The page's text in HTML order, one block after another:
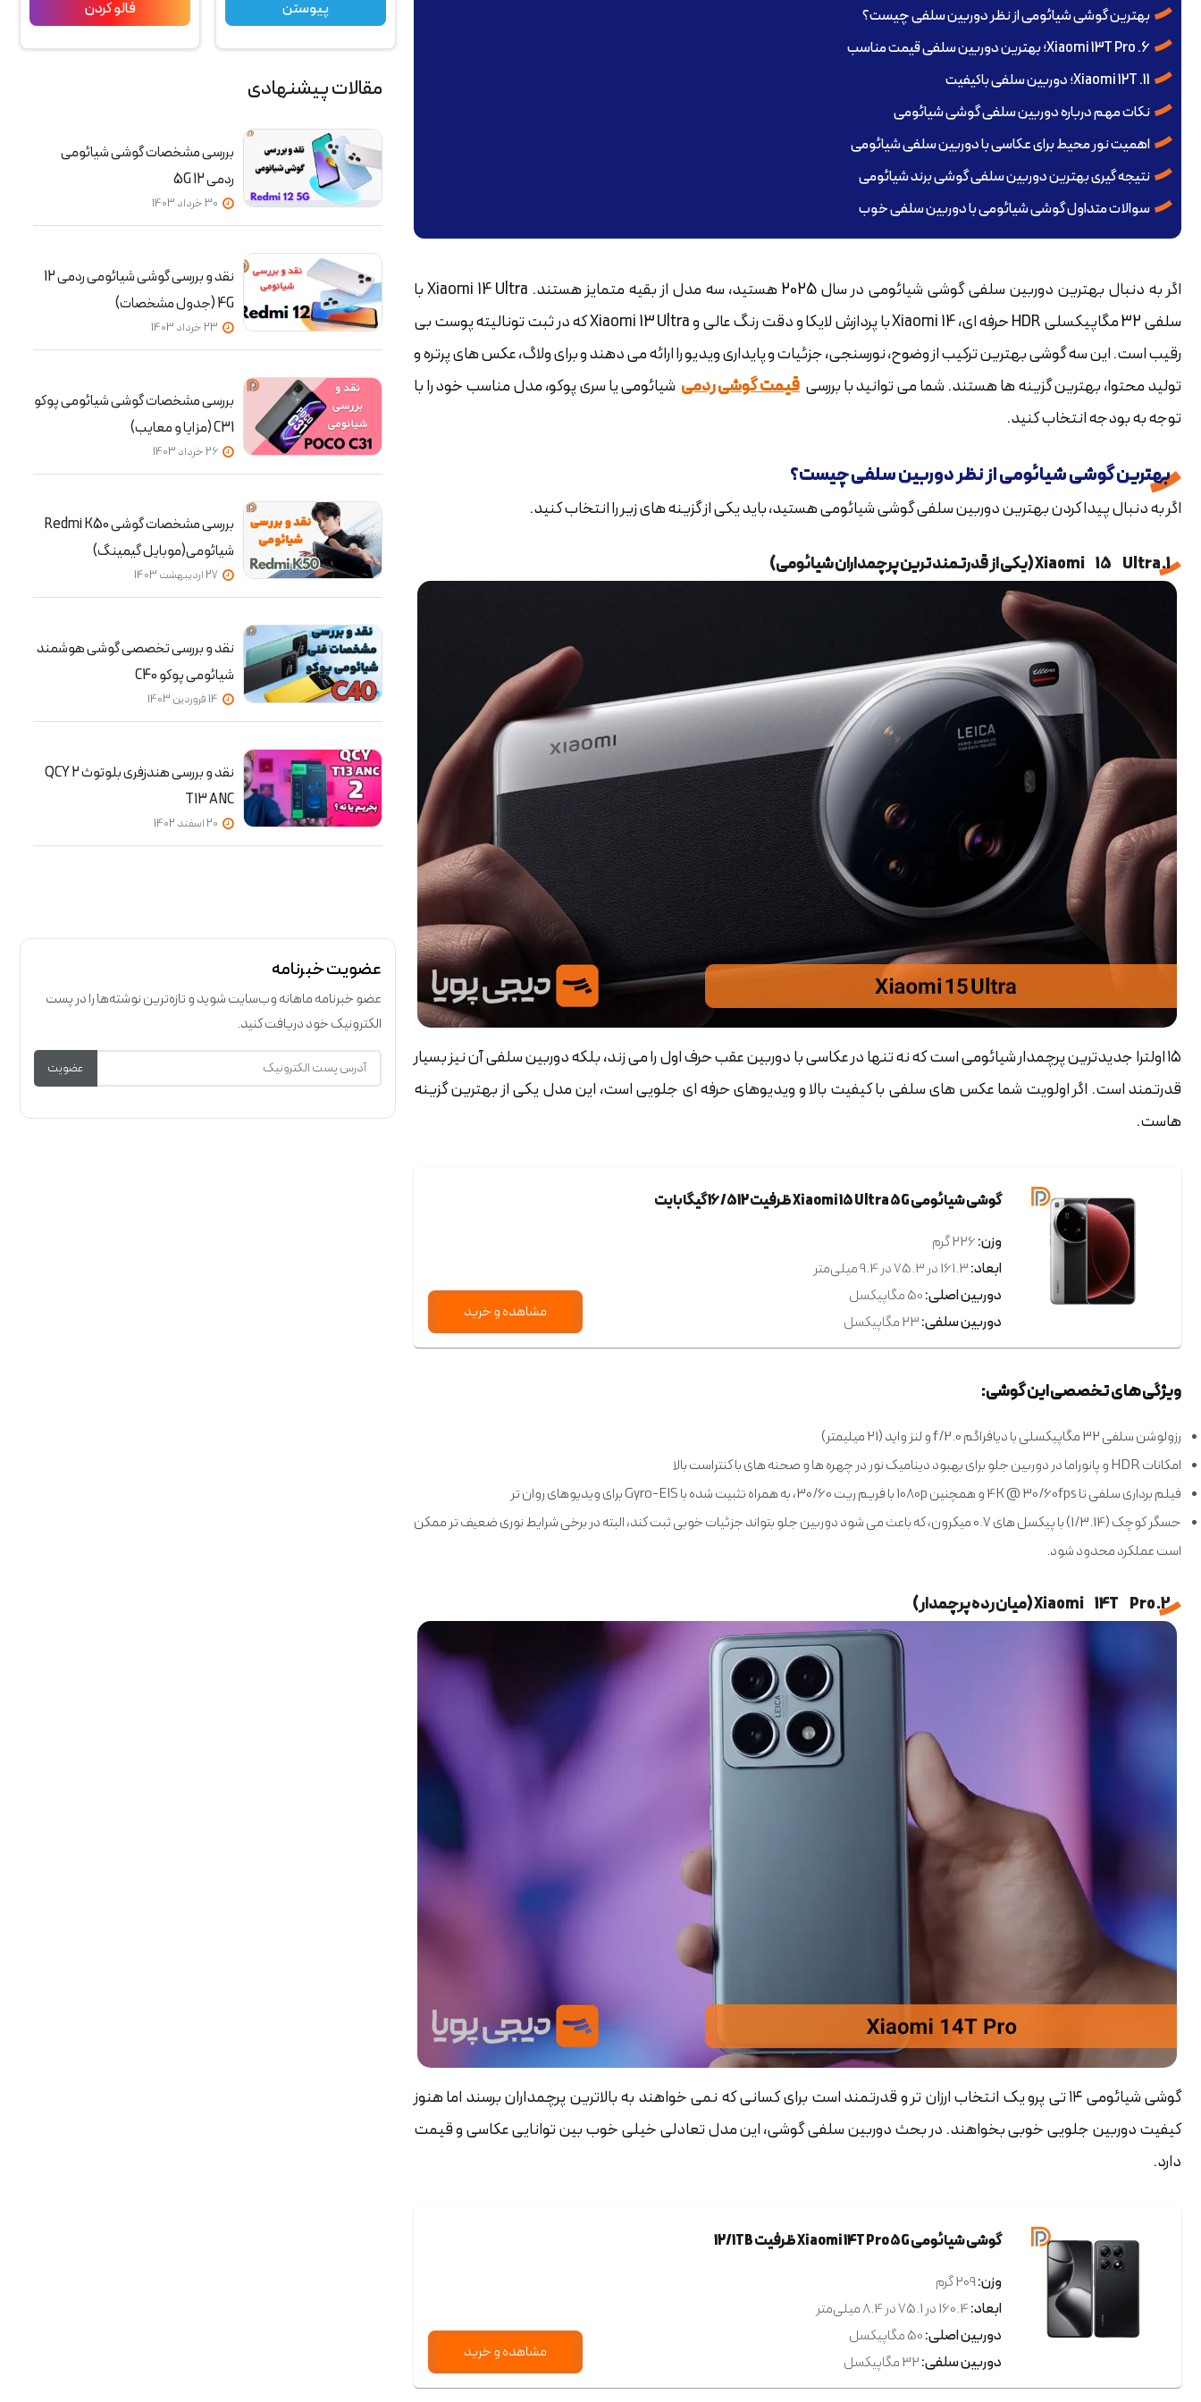
بهترین گوشی شیائومی از نظر دوربین سلفی چیست؟
6. Xiaomi 13T Pro؛ بهترین دوربین سلفی قیمت مناسب
11. Xiaomi 12T؛ دوربین سلفی باکیفیت
نکات مهم درباره دوربین سلفی گوشی شیائومی
اهمیت نور محیط برای عکاسی با دوربین سلفی شیائومی
نتیجه گیری بهترین دوربین سلفی گوشی برند شیائومی
سوالات متداول گوشی شیائومی با دوربین سلفی خوب
اگر به دنبال بهترین دوربین سلفی گوشی شیائومی در سال 2025 هستید، سه مدل از بقیه متمایز هستند. Xiaomi 14 Ultra با
سلفی 32 مگاپیکسلی HDR حرفه ای، Xiaomi 14 با پردازش لایکا و دقت رنگ عالی و Xiaomi 13 Ultra که در ثبت تونالیته پوست بی
رقیب است. این سه گوشی بهترین ترکیب از وضوح، نورسنجی، جزئیات و پایداری ویدیو را ارائه می دهند و برای ولاگ، عکس های پرتره و
تولید محتوا، بهترین گزینه ها هستند. شما می توانید با بررسی قیمت گوشی ردمی شیائومی یا سری پوکو، مدل مناسب خود را با
توجه به بودجه انتخاب کنید.
بهترین گوشی شیائومی از نظر دوربین سلفی چیست؟
اگر به دنبال پیدا کردن بهترین دوربین سلفی گوشی شیائومی هستید، باید یکی از گزینه های زیر را انتخاب کنید.
1. Xiaomi 15 Ultra (یکی از قدرتمندترین پرچمداران شیائومی)
۱۵ اولترا جدیدترین پرچمدار شیائومی است که نه تنها در عکاسی با دوربین عقب حرف اول را می زند، بلکه دوربین سلفی آن نیز بسیار
قدرتمند است. اگر اولویت شما عکس های سلفی با کیفیت بالا و ویدیوهای حرفه ای جلویی است، این مدل یکی از بهترین گزینه
هاست.
گوشی شیائومی Xiaomi 15 Ultra 5G ظرفیت 16/512 گیگابایت
وزن:226 گرم
ابعاد:161.3 در 75.3 در 9.4 میلی‌متر
دوربین اصلی:50 مگاپیکسل
دوربین سلفی:23 مگاپیکسل مشاهده و خرید
ویژگی های تخصصی این گوشی:
رزولوشن سلفی 32 مگاپیکسلی با دیافراگم f/2.0 و لنز واید (21 میلیمتر)
امکانات HDR و پانوراما در دوربین جلو برای بهبود دینامیک نور در چهره ها و صحنه های با کنتراست بالا
فیلم برداری سلفی تا 4K @ 30/60fps و همچنین 1080p با فریم ریت 30/60، به همراه تثبیت شده با Gyro-EIS برای ویدیوهای روان تر
حسگر کوچک (1/3.14) با پیکسل های 0.7 میکرون، که باعث می شود دوربین جلو بتواند جزئیات خوبی ثبت کند، البته در برخی شرایط نوری ضعیف تر ممکن
است عملکرد محدود شود.
2. Xiaomi 14T Pro (میان رده پرچمدار)
گوشی شیائومی ۱۴ تی پرو یک انتخاب ارزان تر و قدرتمند است برای کسانی که نمی خواهند به بالاترین پرچمداران برسند اما هنوز
کیفیت دوربین جلویی خوبی بخواهند. در بحث دوربین سلفی گوشی، این مدل تعادلی خیلی خوب بین توانایی عکاسی و قیمت
دارد.
گوشی شیائومی Xiaomi 14T Pro 5G ظرفیت 12/1TB
وزن:209 گرم
ابعاد:160.4 در 75.1 در 8.4 میلی‌متر
دوربین اصلی:50 مگاپیکسل
دوربین سلفی:32 مگاپیکسل مشاهده و خرید
پیوستن
فالو کردن
مقالات پیشنهادی
بررسی مشخصات گوشی شیائومی
ردمی 12 5G
نقد و بررسی گوشی شیائومی ردمی 12
4G (جدول مشخصات)
بررسی مشخصات گوشی شیائومی پوکو
C31 (مزایا و معایب)
26 خرداد 1403
بررسی مشخصات گوشی Redmi K50
شیائومی(موبایل گیمینگ)
27 ارديبهشت 1403
نقد و بررسی تخصصی گوشی هوشمند
شیائومی پوکو C40
نقد و بررسی هندزفری بلوتوث 2 QCY
T13 ANC
عضویت خبرنامه
عضو خبرنامه ماهانه وب‌سایت شوید و تازه‌ترین نوشته‌ها را در پست
الکترونیک خود دریافت کنید.
عضویت